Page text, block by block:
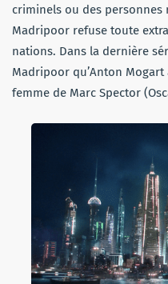
criminels ou des
Madripoor refuse toute
nations. Dans la dernière
Madripoor qu’Anton Mogart
femme de Marc Spector